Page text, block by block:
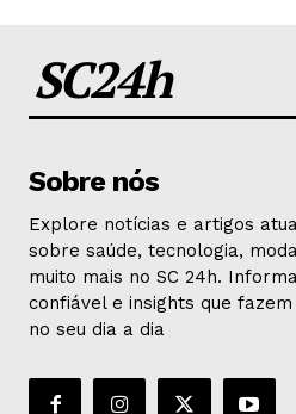
SC24h
Sobre nós
Explore notícias e artigos
sobre saúde, tecnologia,
muito mais no SC 24h.
confiável e insights que
no seu dia a dia